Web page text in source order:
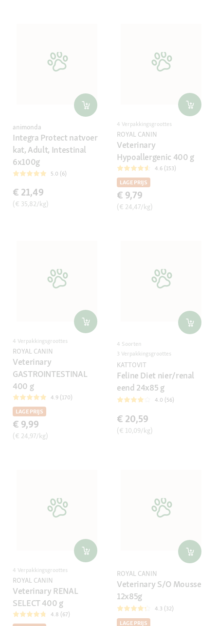
animonda
Integra Protect natvoer
kat, Adult, Intestinal
6x100g
5.0 (6)
€ 21,49
(€ 35,82/kg)
4 Verpakkingsgroottes
ROYAL CANIN
Veterinary
Hypoallergenic 400 g
4.6 (153)
LAGE PRIJS
€ 9,79
(€ 24,47/kg)
4 Verpakkingsgroottes
ROYAL CANIN
Veterinary
GASTROINTESTINAL
400 g
4.9 (170)
LAGE PRIJS
€ 9,99
(€ 24,97/kg)
4 Soorten
3 Verpakkingsgroottes
KATTOVIT
Feline Diet nier/renal
eend 24x85 g
4.0 (56)
€ 20,59
(€ 10,09/kg)
4 Verpakkingsgroottes
ROYAL CANIN
Veterinary RENAL
SELECT 400 g
4.8 (67)
ROYAL CANIN
Veterinary S/O Mousse
12x85g
4.3 (32)
LAGE PRIJS